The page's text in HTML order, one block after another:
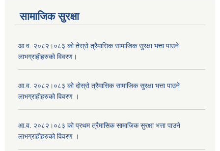
सामाजिक सुरक्षा
आ.व. २०८२।०८३ को तेस्रो त्रैमासिक सामाजिक सुरक्षा भत्ता पाउने
लाभग्राहीहरुको विवरण।
आ.व. २०८२।०८३ को दोस्रो त्रैमासिक सामाजिक सुरक्षा भत्ता पाउने
लाभग्राहीहरुको विवरण ।
आ.व. २०८२।०८३ को प्रथम त्रैमासिक सामाजिक सुरक्षा भत्ता पाउने
लाभग्राहीहरुको विवरण ।